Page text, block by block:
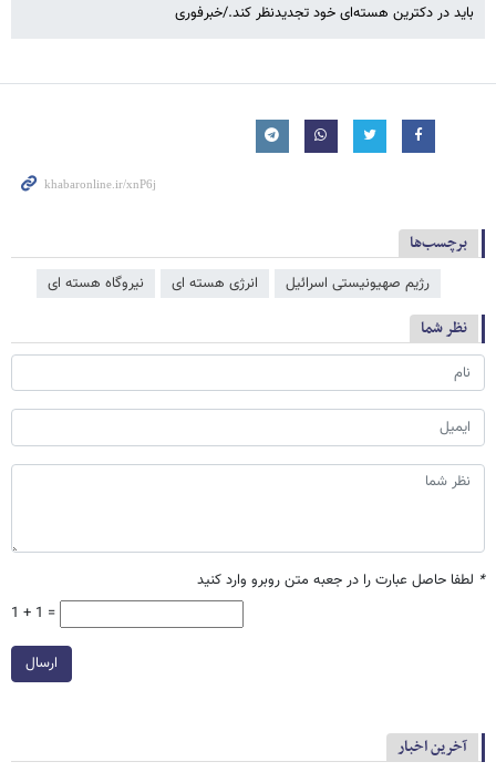
باید در دکترین هسته‌ای خود تجدیدنظر کند./خبرفوری
برچسب‌ها
رژیم صهیونیستی اسرائیل انرژی هسته ای نیروگاه هسته ای
نظر شما
* لطفا حاصل عبارت را در جعبه متن روبرو وارد کنید
1 + 1 =
ارسال
آخرین اخبار